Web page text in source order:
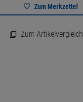
Zum Merkzettel
Zum Artikelvergleich